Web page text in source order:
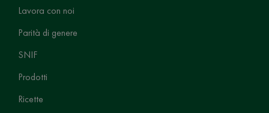
Lavora con noi
Parità di genere
SNIF
Prodotti
Ricette